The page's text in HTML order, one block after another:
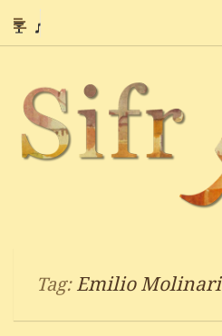
Tag: Emilio Molinari